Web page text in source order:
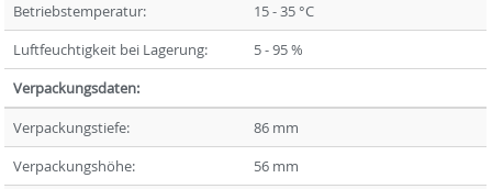
Betriebstemperatur:
15 - 35 °C
Luftfeuchtigkeit bei Lagerung:
5 - 95 %
Verpackungsdaten:
Verpackungstiefe:
86 mm
Verpackungshöhe:
56 mm